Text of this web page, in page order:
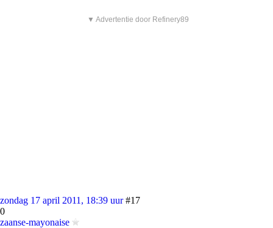
▼ Advertentie door Refinery89
zondag 17 april 2011, 18:39 uur #17
0
zaanse-mayonaise